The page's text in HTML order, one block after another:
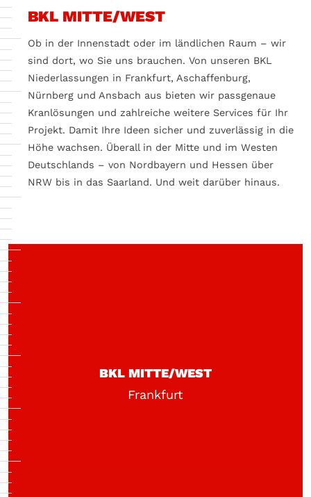
BKL MITTE/WEST
Ob in der Innenstadt oder im ländlichen Raum – wir
sind dort, wo Sie uns brauchen. Von unseren BKL
Niederlassungen in Frankfurt, Aschaffenburg,
Nürnberg und Ansbach aus bieten wir passgenaue
Kranlösungen und zahlreiche weitere Services für Ihr
Projekt. Damit Ihre Ideen sicher und zuverlässig in die
Höhe wachsen. Überall in der Mitte und im Westen
Deutschlands – von Nordbayern und Hessen über
NRW bis in das Saarland. Und weit darüber hinaus.
BKL MITTE/WEST
Frankfurt